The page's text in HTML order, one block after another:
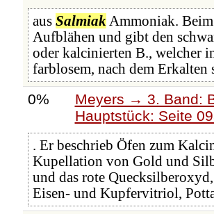
aus SalmiakAmmoniak. Beim
Aufblähen und gibt den
oder kalcinierten B., welcher
farblosem, nach dem
0%
Meyers → 3. Band:
Hauptstück: Seite
. Er beschrieb Öfen zum
Kupellation von Gold und
und das rote
Eisen- und Kupfervitriol,